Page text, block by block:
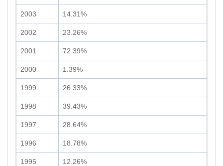
2003 14.31%
2002 23.26%
2001 72.39%
2000 1.39%
1999 26.33%
1998 39.43%
1997 28.64%
1996 18.78%
1995 12.26%